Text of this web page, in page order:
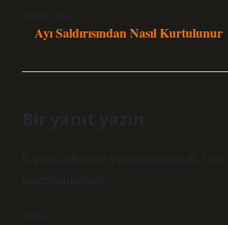
Sonraki Yazı
Ayı Saldırısından Nasıl Kurtulunur
Bir yanıt yazın
E-posta adresiniz yayınlanmayacak.
işaretlenmişlerdir
Yorum